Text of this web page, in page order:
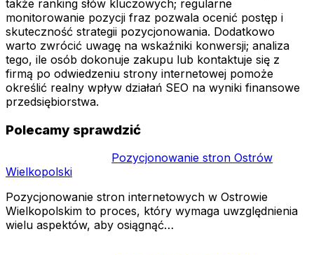
także ranking słów kluczowych; regularne
monitorowanie pozycji fraz pozwala ocenić postęp i
skuteczność strategii pozycjonowania. Dodatkowo
warto zwrócić uwagę na wskaźniki konwersji; analiza
tego, ile osób dokonuje zakupu lub kontaktuje się z
firmą po odwiedzeniu strony internetowej pomoże
określić realny wpływ działań SEO na wyniki finansowe
przedsiębiorstwa.
Polecamy sprawdzić
Pozycjonowanie stron Ostrów
Wielkopolski
Pozycjonowanie stron internetowych w Ostrowie
Wielkopolskim to proces, który wymaga uwzględnienia
wielu aspektów, aby osiągnąć…